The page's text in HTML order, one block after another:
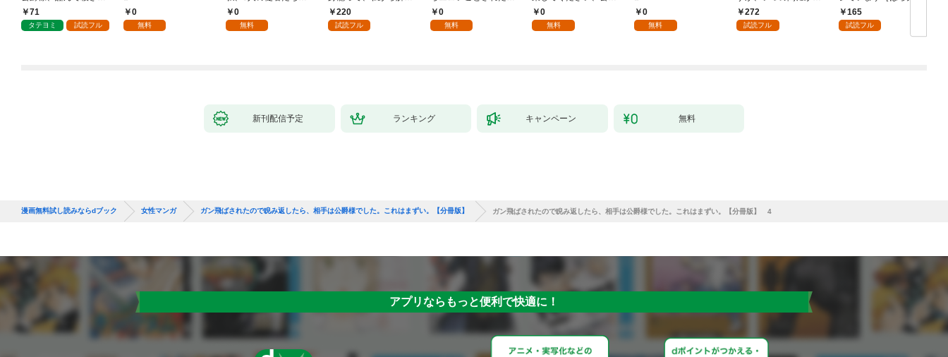
ていただきます！
71
タテヨミ 試読フル
0
無料
抱かれて困ってます 第
1話
0
無料
してさしあげます！1
220
試読フル
1 0
無料
様 1話
0
無料
0
無料
嫁として溺愛されてい
ます【単話】（１）
272
試読フル
り］ 第1話
165
試読フル
新刊配信予定 ランキング キャンペーン 無料
漫画無料試し読みならdブック 女性マンガ ガン飛ばされたので睨み返したら、相手は公爵様でした。これはまずい。【分冊版】 ガン飛ばされたので睨み返したら、相手は公爵様でした。これはまずい。【分冊版】 4
アプリならもっと便利で快適に！